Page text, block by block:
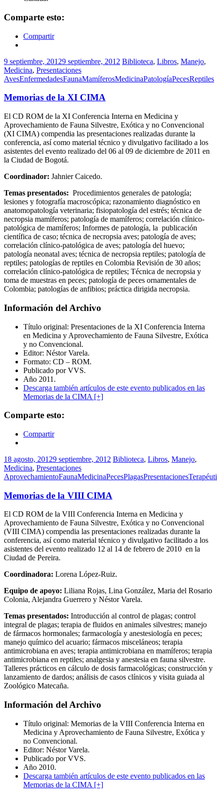
Comparte esto:
Compartir
9 septiembre, 20129 septiembre, 2012 Biblioteca, Libros, Manejo,
Medicina, Presentaciones
AvesEnfermedadesFaunaMamíferosMedicinaPatologíaPecesReptiles
Memorias de la XI CIMA
El CD ROM de la XI Conferencia Interna en Medicina y
Aprovechamiento de Fauna Silvestre, Exótica y no Convencional
(XI CIMA) compendia las presentaciones realizadas durante la
conferencia, así como material técnico y divulgativo facilitado a los
asistentes del evento realizado del 06 al 09 de diciembre de 2011 en
la Ciudad de Bogotá.
Coordinador: Jahnier Caicedo.
Temas presentados: Procedimientos generales de patología;
lesiones y fotografía macroscópica; razonamiento diagnóstico en
anatomopatología veterinaria; fisiopatología del estrés; técnica de
necropsia mamíferos; patología de mamíferos; correlación clínico-
patológica de mamíferos; Informes de patología, la publicación
científica de caso; técnica de necropsia aves; patología de aves;
correlación clínico-patológica de aves; patología del huevo;
patología neonatal aves; técnica de necropsia reptiles; patología de
reptiles; patologías de reptiles en Colombia Revisión de 30 años;
correlación clínico-patológica de reptiles; Técnica de necropsia y
toma de muestras en peces; patología de peces ornamentales de
Colombia; patologías de anfibios; práctica dirigida necropsia.
Información del Archivo
Título original: Presentaciones de la XI Conferencia Interna
en Medicina y Aprovechamiento de Fauna Silvestre, Exótica
y no Convencional.
Editor: Néstor Varela.
Formato: CD – ROM.
Publicado por VVS.
Año 2011.
Descarga también artículos de este evento publicados en las
Memorias de la CIMA [+]
Comparte esto:
Compartir
18 agosto, 20129 septiembre, 2012 Biblioteca, Libros, Manejo,
Medicina, Presentaciones
AprovechamientoFaunaMedicinaPecesPlagasPresentaciones
Memorias de la VIII CIMA
El CD ROM de la VIII Conferencia Interna en Medicina y
Aprovechamiento de Fauna Silvestre, Exótica y no Convencional
(VIII CIMA) compendia las presentaciones realizadas durante la
conferencia, así como material técnico y divulgativo facilitado a los
asistentes del evento realizado 12 al 14 de febrero de 2010 en la
Ciudad de Pereira.
Coordinadora: Lorena López-Ruiz.
Equipo de apoyo: Liliana Rojas, Lina González, Maria del Rosario
Colonia, Alejandra Guerrero y Néstor Varela.
Temas presentados: Introducción al control de plagas; control
integral de plagas; terapia de fluidos en animales silvestres; manejo
de fármacos hormonales; farmacología y anestesiología en peces;
manejo químico del acuario; fármacos misceláneos; terapia
antimicrobiana en aves; terapia antimicrobiana en mamíferos; terapia
antimicrobiana en reptiles; analgesia y anestesia en fauna silvestre.
Talleres prácticos en cálculo de dosis farmacológicas; construcción y
lanzamiento de dardos; análisis de casos clínicos y visita guiada al
Zoológico Matecaña.
Información del Archivo
Título original: Memorias de la VIII Conferencia Interna en
Medicina y Aprovechamiento de Fauna Silvestre, Exótica y
no Convencional.
Editor: Néstor Varela.
Publicado por VVS.
Año 2010.
Descarga también artículos de este evento publicados en las
Memorias de la CIMA [+]